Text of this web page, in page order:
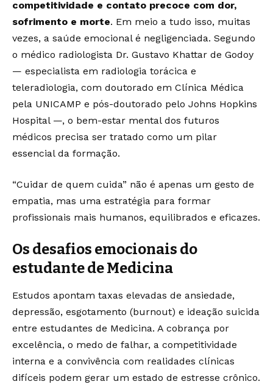
competitividade e contato precoce com dor,
sofrimento e morte. Em meio a tudo isso, muitas
vezes, a saúde emocional é negligenciada. Segundo
o médico radiologista Dr. Gustavo Khattar de Godoy
— especialista em radiologia torácica e
teleradiologia, com doutorado em Clínica Médica
pela UNICAMP e pós-doutorado pelo Johns Hopkins
Hospital —, o bem-estar mental dos futuros
médicos precisa ser tratado como um pilar
essencial da formação.
“Cuidar de quem cuida” não é apenas um gesto de
empatia, mas uma estratégia para formar
profissionais mais humanos, equilibrados e eficazes.
Os desafios emocionais do
estudante de Medicina
Estudos apontam taxas elevadas de ansiedade,
depressão, esgotamento (burnout) e ideação suicida
entre estudantes de Medicina. A cobrança por
excelência, o medo de falhar, a competitividade
interna e a convivência com realidades clínicas
difíceis podem gerar um estado de estresse crônico.